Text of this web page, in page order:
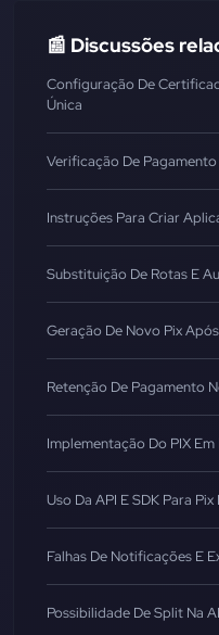
📰 Discussões
Configuração De
Única
Verificação De
Instruções Para Criar
Substituição De Rotas E
Geração De Novo Pix
Retenção De Pagamento
Implementação Do PIX
Uso Da API E SDK Para
Falhas De Notificações E
Possibilidade De Split Na